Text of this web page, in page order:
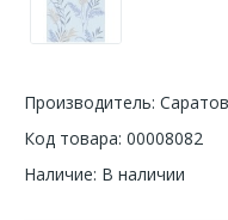
Производитель:
Код товара: 00008082
Наличие: В наличии